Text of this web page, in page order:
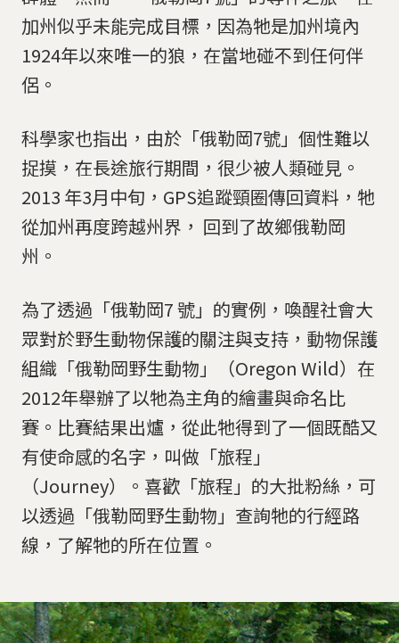
加州似乎未能完成目標，因為牠是加州境內
1924年以來唯一的狼，在當地碰不到任何伴
侶。
科學家也指出，由於「俄勒岡7號」個性難以
捉摸，在長途旅行期間，很少被人類碰見。
2013 年3月中旬，GPS追蹤頸圈傳回資料，牠
從加州再度跨越州界， 回到了故鄉俄勒岡
州。
為了透過「俄勒岡7 號」的實例，喚醒社會大
眾對於野生動物保護的關注與支持，動物保護
組織「俄勒岡野生動物」（Oregon Wild）在
2012年舉辦了以牠為主角的繪畫與命名比
賽。比賽結果出爐，從此牠得到了一個既酷又
有使命感的名字，叫做「旅程」
（Journey）。喜歡「旅程」的大批粉絲，可
以透過「俄勒岡野生動物」查詢牠的行經路
線，了解牠的所在位置。